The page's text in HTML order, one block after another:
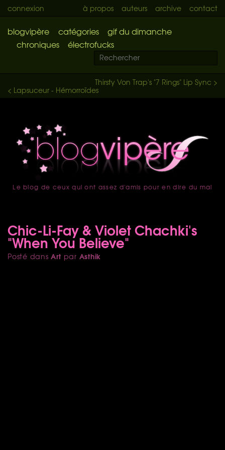
connexion à propos auteurs archive contact
blogvipère catégories
gif du dimanche
chroniques
électrofucks
Thirsty Von Trap's "7 Rings" Lip Sync >
< Lapsuceur - Hémorroïdes
accueil
Le blog de ceux qui ont assez d'amis pour en dire du mal
Chic-Li-Fay & Violet Chachki's
"When You Believe"
Posté dansArt par Asthik